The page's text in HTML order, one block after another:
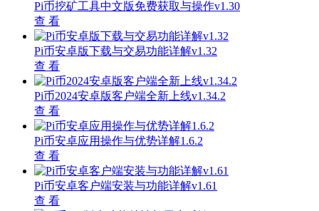
Pi币挖矿工具中文版免费获取与操作v1.30
查 看
Pi币安卓版下载与交易功能详解v1.32
查 看
Pi币2024安卓版客户端全新上线v1.34.2
查 看
Pi币安卓应用操作与优势详解1.6.2
查 看
Pi币安卓客户端安装与功能详解v1.61
查 看